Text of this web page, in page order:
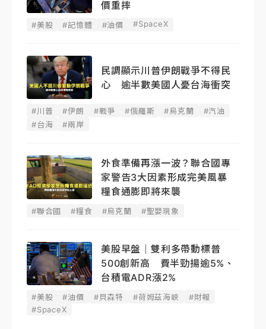
價重摔
#美股 #記憶體 #油價 #SpaceX
民調顯示川普伊朗戰爭不得民
心 逾半數美國人憂台海衝突
#川普 #伊朗 #戰爭 #俄羅斯 #烏克蘭
#汽油
#台海
#兩岸
外食準備再漲一波？聯合國專
家警告3大因素形成完美風暴
糧食通膨即將來襲
#聯合國 #糧食 #烏克蘭 #聖嬰現象
美股早盤｜雙利多帶動標普
500創新高 費半勁揚逾5%、
台積電ADR漲2%
#美股 #油價 #貝森特 #荷姆茲海峽
#財報
#SpaceX